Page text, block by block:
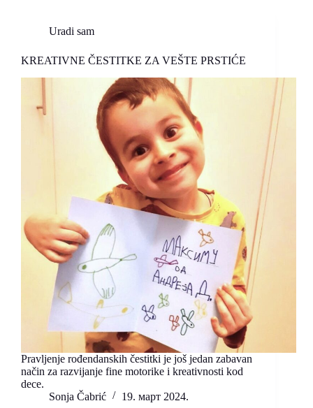
Uradi sam
KREATIVNE ČESTITKE ZA VEŠTE PRSTIĆE
Pravljenje rođendanskih čestitki je još jedan zabavan
način za razvijanje fine motorike i kreativnosti kod
dece.
Sonja Čabrić
19. март 2024.